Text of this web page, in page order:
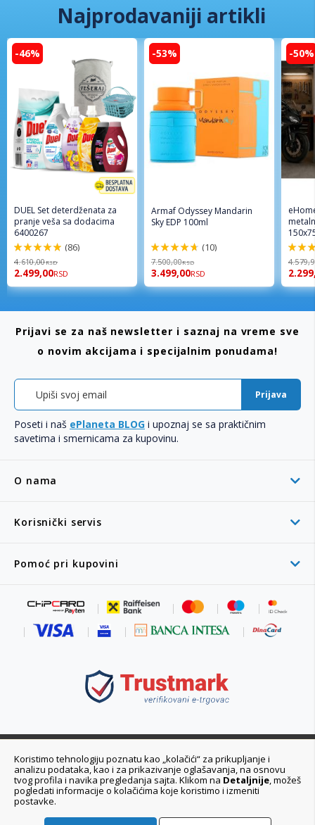
Najprodavaniji artikli
-46%
DUEL Set deterdženata za
pranje veša sa dodacima
6400267
98%
(86)
4.610,00RSD
2.499,00RSD
-53%
Armaf Odyssey Mandarin
Sky EDP 100ml
94%
(10)
7.500,00RSD
3.499,00RSD
-50%
96%
O nama
Korisnički servis
Pomoć pri kupovini
Prijavi se za naš newsletter i saznaj na vreme sve
o novim akcijama i specijalnim ponudama!
Prijava
Poseti i naš ePlaneta BLOG i upoznaj se sa praktičnim
savetima i smernicama za kupovinu.
011 6355 550
Ponedeljak - Petak 08:00 - 20:00h
Koristimo tehnologiju poznatu kao „kolačići“ za prikupljanje i
analizu podataka, kao i za prikazivanje oglašavanja, na osnovu
tvog profila i navika pregledanja sajta. Klikom na Detaljnije, možeš
pogledati informacije o kolačićima koje koristimo i izmeniti
postavke.